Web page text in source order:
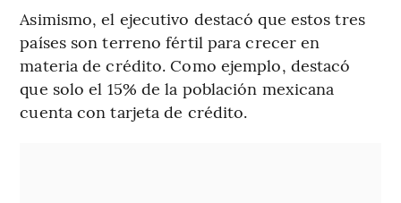
Asimismo, el ejecutivo destacó que estos tres
países son terreno fértil para crecer en
materia de crédito. Como ejemplo, destacó
que solo el 15% de la población mexicana
cuenta con tarjeta de crédito.